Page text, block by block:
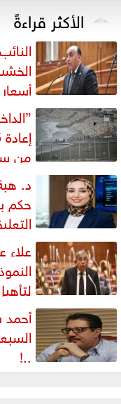
الأكثر قراءةً
أسعار
إشكالية دستورية
المواطن...
من
المغرب... وارتفاع
د.
حكم
في الطعن على... علاء
البديل العملي
..!